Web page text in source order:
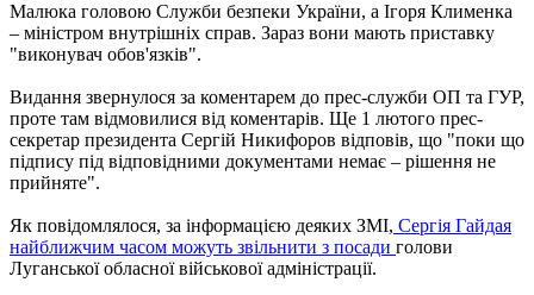
Малюка головою Служби безпеки України, а Ігоря Клименка
– міністром внутрішніх справ. Зараз вони мають приставку
"виконувач обов'язків".
Видання звернулося за коментарем до прес-служби ОП та ГУР,
проте там відмовилися від коментарів. Ще 1 лютого прес-
секретар президента Сергій Никифоров відповів, що "поки що
підпису під відповідними документами немає – рішення не
прийняте".
Як повідомлялося, за інформацією деяких ЗМІ, Сергія Гайдая
найближчим часом можуть звільнити з посади голови
Луганської обласної військової адміністрації.